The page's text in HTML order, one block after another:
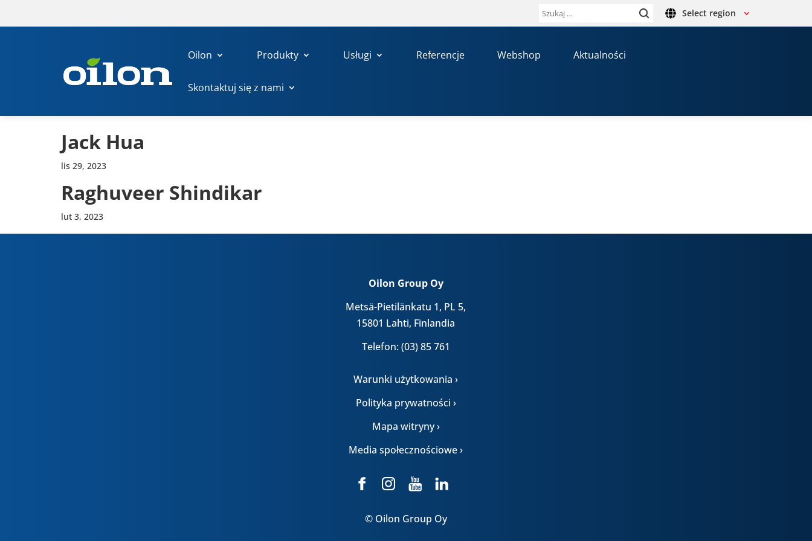
Szukaj: Select region
Oilon Produkty Usługi Referencje Webshop Aktualności
Skontaktuj się z nami
Jack Hua
lis 29, 2023
Raghu­veer Shin­di­kar
lut 3, 2023
Oilon Group Oy
Metsä-Pietilänkatu 1, PL 5,
15801 Lahti, Finlandia
Telefon: (03) 85 761
Warunki użytkowania ›
Polityka prywatności ›
Mapa witryny ›
Media społecznościowe ›
© Oilon Group Oy